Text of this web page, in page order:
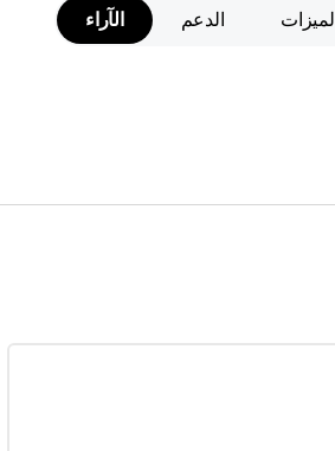
الميزات الدعم الآراء